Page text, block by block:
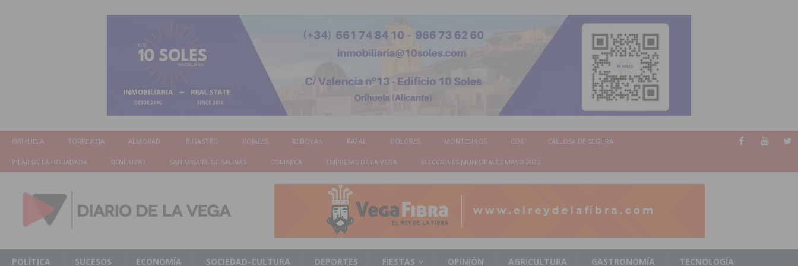
ORIHUELA TORREVIEJA ALMORADÍ BIGASTRO ROJALES REDOVÁN RAFAL DOLORES MONTESINOS COX CALLOSA DE SEGURA
PILAR DE LA HORADADA BENEJUZAR SAN MIGUEL DE SALINAS COMARCA EMPRESAS DE LA VEGA ELECCIONES MUNICIPALES MAYO 2023
POLÍTICA SUCESOS ECONOMÍA SOCIEDAD-CULTURA DEPORTES FIESTAS OPINIÓN AGRICULTURA GASTRONOMÍA TECNOLOGÍA